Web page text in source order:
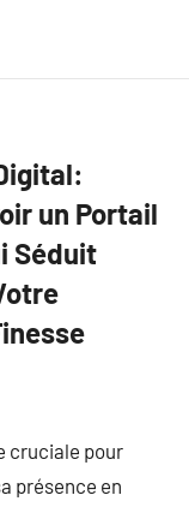
un Portail
Séduit
cruciale pour
présence en